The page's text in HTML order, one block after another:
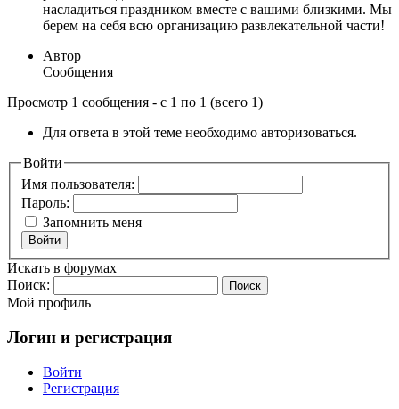
насладиться праздником вместе с вашими близкими. Мы
берем на себя всю организацию развлекательной части!
Автор
Сообщения
Просмотр 1 сообщения - с 1 по 1 (всего 1)
Для ответа в этой теме необходимо авторизоваться.
Войти
Имя пользователя:
Пароль:
Запомнить меня
Войти
Искать в форумах
Поиск:
Мой профиль
Логин и регистрация
Войти
Регистрация